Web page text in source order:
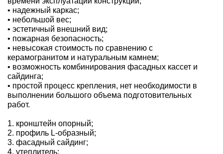
• надежный каркас;
• небольшой вес;
• эстетичный внешний вид;
• пожарная безопасность;
• невысокая стоимость по сравнению с
керамогранитом и натуральным камнем;
• возможность комбинирования фасадных кассет и
сайдинга;
• простой процесс крепления, нет необходимости в
выполнении большого объема подготовительных
работ.
1. кронштейн опорный;
2. профиль L-образный;
3. фасадный сайдинг;
4. утеплитель;